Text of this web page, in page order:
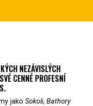
NEZÁVISLÝCH
CENNÉ PROFESNÍ
jako Sokoli, Bathory